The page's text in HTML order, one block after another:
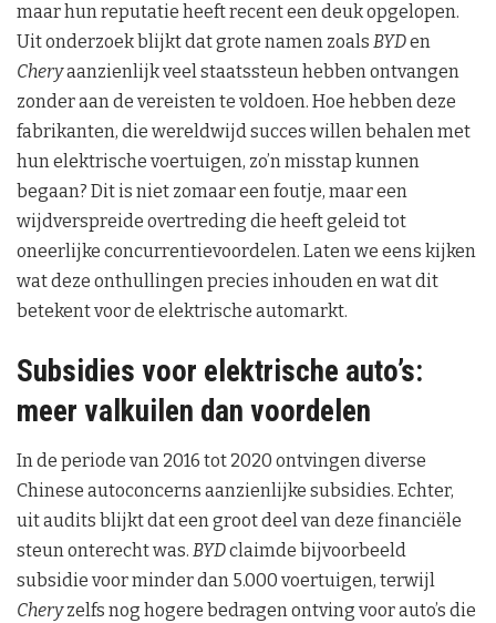
maar hun reputatie heeft recent een deuk opgelopen.
Uit onderzoek blijkt dat grote namen zoals BYDen
Cheryaanzienlijk veel staatssteun hebben ontvangen
zonder aan de vereisten te voldoen. Hoe hebben deze
fabrikanten, die wereldwijd succes willen behalen met
hun elektrische voertuigen, zo’n misstap kunnen
begaan? Dit is niet zomaar een foutje, maar een
wijdverspreide overtreding die heeft geleid tot
oneerlijke concurrentievoordelen. Laten we eens kijken
wat deze onthullingen precies inhouden en wat dit
betekent voor de elektrische automarkt.
Subsidies voor elektrische auto’s:
meer valkuilen dan voordelen
In de periode van 2016 tot 2020 ontvingen diverse
Chinese autoconcerns aanzienlijke subsidies. Echter,
uit audits blijkt dat een groot deel van deze financiële
steun onterecht was. BYDclaimde bijvoorbeeld
subsidie voor minder dan 5.000 voertuigen, terwijl
Cheryzelfs nog hogere bedragen ontving voor auto’s die